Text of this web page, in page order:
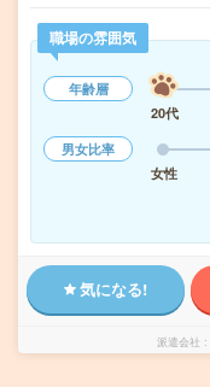
職場の雰囲気
年齢層
20代
男女比率
女性
気になる!
派遣会社